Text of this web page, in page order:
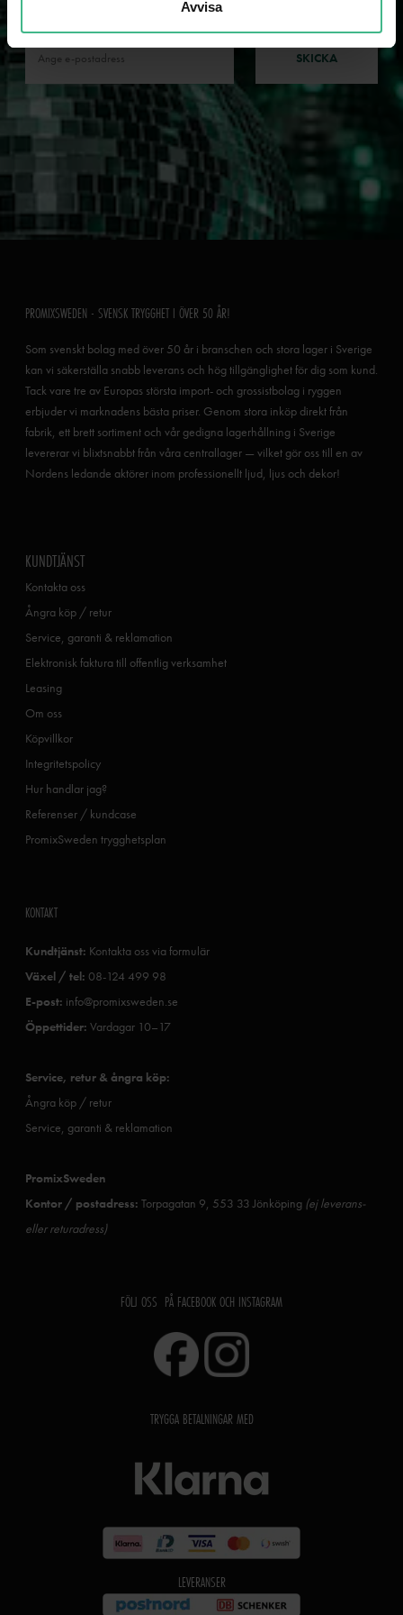
Avvisa
nyheter och kampanjer!
SKICKA
PROMIXSWEDEN - SVENSK TRYGGHET I ÖVER 50 ÅR!
Som svenskt bolag med över 50 år i branschen och stora lager i Sverige
kan vi säkerställa snabb leverans och hög tillgänglighet för dig som kund.
Tack vare tre av Europas största import- och grossistbolag i ryggen
erbjuder vi marknadens bästa priser. Genom stora inköp direkt från
fabrik, ett brett sortiment och vår gedigna lagerhållning i Sverige
levererar vi blixtsnabbt från våra centrallager — vilket gör oss till en av
Nordens ledande aktörer inom professionellt ljud, ljus och dekor!
KUNDTJÄNST
Kontakta oss
Ångra köp / retur
Service, garanti & reklamation
Elektronisk faktura till offentlig verksamhet
Leasing
Om oss
Köpvillkor
Integritetspolicy
Hur handlar jag?
Referenser / kundcase
PromixSweden trygghetsplan
KONTAKT
Kundtjänst: Kontakta oss via formulär
Växel / tel: 08-124 499 98
E-post: info@promixsweden.se
Öppettider: Vardagar 10–17
Service, retur & ångra köp:
Ångra köp / retur
Service, garanti & reklamation
PromixSweden
Kontor / postadress: Torpagatan 9, 553 33 Jönköping (ej leverans-
eller returadress)
FÖLJ OSS PÅ FACEBOOK OCH INSTAGRAM
TRYGGA BETALNINGAR MED
LEVERANSER